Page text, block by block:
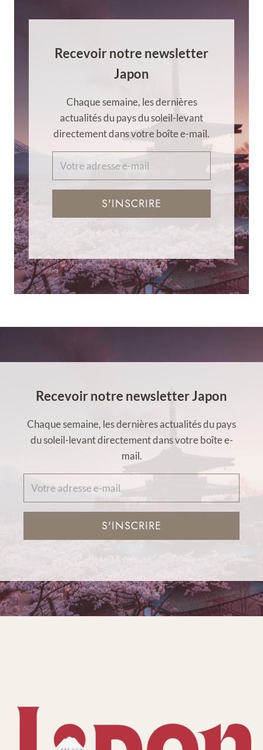
Recevoir notre newsletter
Japon
Chaque semaine, les dernières
actualités du pays du soleil-levant
directement dans votre boîte e-mail.
S'INSCRIRE
Recevoir notre newsletter Japon
Chaque semaine, les dernières actualités du pays
du soleil-levant directement dans votre boîte e-
mail.
S'INSCRIRE